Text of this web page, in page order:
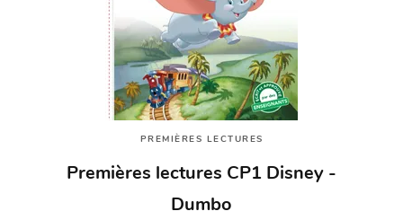
PREMIÈRES LECTURES
Premières lectures CP1 Disney -
Dumbo